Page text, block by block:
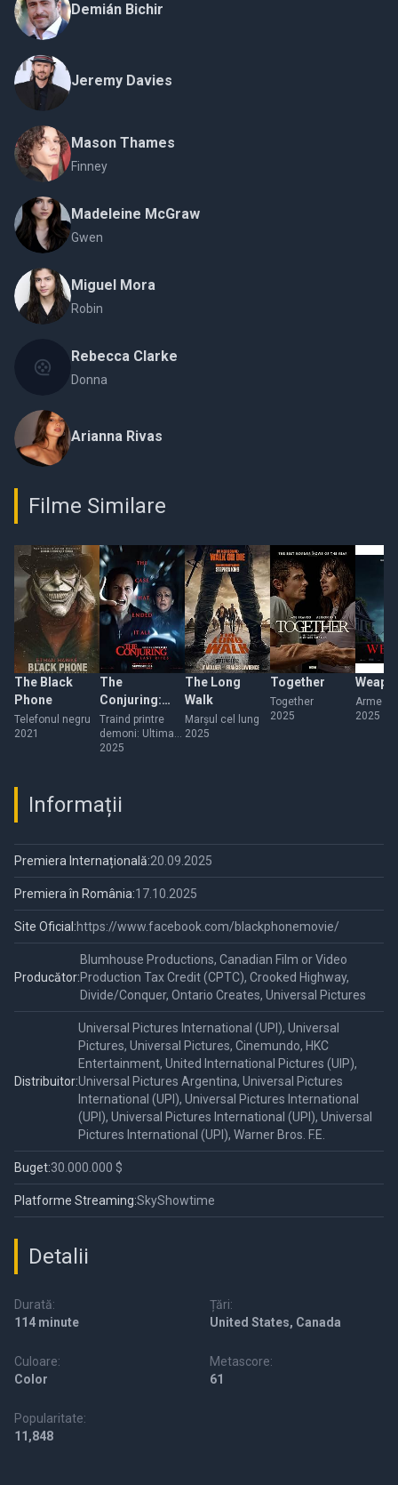
Demián Bichir
Jeremy Davies
Mason Thames
Finney
Madeleine McGraw
Gwen
Miguel Mora
Robin
Rebecca Clarke
Donna
Arianna Rivas
Filme Similare
The Black
Phone
Telefonul negru
2021
The
Conjuring:
Last Rites
Traind printre
demoni: Ultima
spovedanie
2025
The Long
Walk
Marșul cel lung
2025
Together
Together
2025
Arme
2025
Informații
Premiera Internațională:20.09.2025
Premiera în România:17.10.2025
Site Oficial:https://www.facebook.com/blackphonemovie/
Producător:
Blumhouse Productions, Canadian Film or Video
Production Tax Credit (CPTC), Crooked Highway,
Divide/Conquer, Ontario Creates, Universal Pictures
Distribuitor:
Universal Pictures International (UPI), Universal
Pictures, Universal Pictures, Cinemundo, HKC
Entertainment, United International Pictures (UIP),
Universal Pictures Argentina, Universal Pictures
International (UPI), Universal Pictures International
(UPI), Universal Pictures International (UPI), Universal
Pictures International (UPI), Warner Bros. F.E.
Buget:30.000.000 $
Platforme Streaming:SkyShowtime
Detalii
Durată:
114 minute
Țări:
United States, Canada
Culoare:
Color
Metascore:
61
Popularitate:
11,848